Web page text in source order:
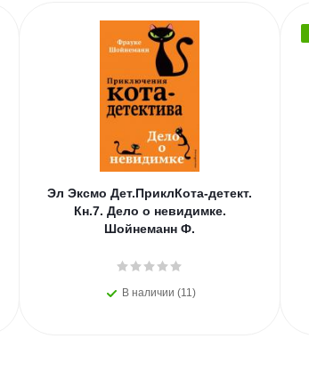
Эл Эксмо Дет.ПриклКота-детект.
Кн.7. Дело о невидимке.
Шойнеманн Ф.
В наличии (11)